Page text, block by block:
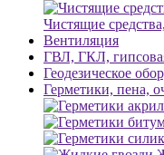
Чистящие
Вентиляция
ГВЛ, ГКЛ,
Геодезическое
Герметики, пена,